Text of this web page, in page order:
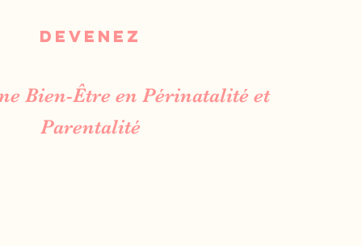
Devenez
Bien-Être en Périnatalité et
Parentalité